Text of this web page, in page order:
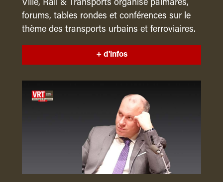
Ville, Rail & Transports organise palmarès,
forums, tables rondes et conférences sur le
thème des transports urbains et ferroviaires.
+ d'infos